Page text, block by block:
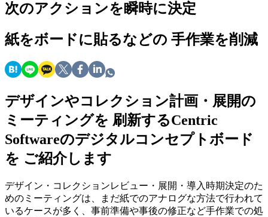
次のアクションを瞬時に決定
紙をボードに貼るなどの 手作業を削減
デザインやコレクション計画・展開の
ミーティングを 刷新するCentric
Softwareのデジタルコンセプトボード
を ご紹介します
デザイン・コレクションレビュー・展開・導入時期決定のた
めのミーティングは、まだ紙でのアナログな方法で行われて
いるケースが多く、事前準備や事後の修正など手作業での処